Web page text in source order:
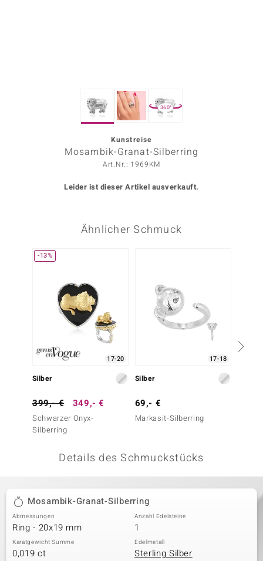
Collection
BY DE MELO
360°
Kunstreise
Mosambik-Granat-Silberring
Art.Nr.: 1969KM
Leider ist dieser Artikel ausverkauft.
Ähnlicher Schmuck
-13%
17-20
Silber
399,- € 349,- €
Schwarzer Onyx-
Silberring
17-18
Silber
69,- €
Markasit-Silberring
Details des Schmuckstücks
Mosambik-Granat-Silberring
Abmessungen
Ring - 20x19 mm
Anzahl Edelsteine
1
Karatgewicht Summe
0,019 ct
Edelmetall
Sterling Silber